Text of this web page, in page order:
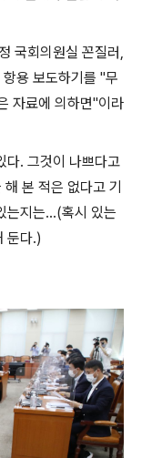
국회의원실 꼰질러,
용 보도하기를 "무
자료에 의하면"이라
다. 그것이 나쁘다고
본 적은 없다고 기
는지는...(혹시 있는
둔다.)